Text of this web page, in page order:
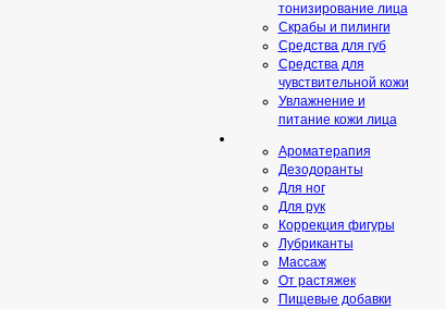
тонизирование лица
Скрабы и пилинги
Средcтва для губ
Средства для
чувствительной кожи
Увлажнение и
питание кожи лица
Ароматерапия
Дезодоранты
Для ног
Для рук
Коррекция фигуры
Лубриканты
Массаж
От растяжек
Пищевые добавки